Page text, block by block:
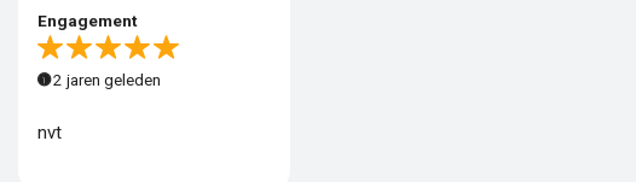
Engagement
2 jaren geleden
nvt